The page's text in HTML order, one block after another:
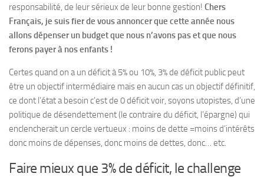
responsabilité, de leur sérieux de leur bonne gestion! Chers
Français, je suis fier de vous annoncer que cette année nous
allons dépenser un budget que nous n’avons pas et que nous
ferons payer à nos enfants !
Certes quand on a un déficit à 5% ou 10%, 3% de déficit public peut
être un objectif intermédiaire mais en aucun cas un objectif définitif,
ce dont l’état a besoin c’est de 0 déficit voir, soyons utopistes, d’une
politique de désendettement (le contraire du déficit, l’épargne) qui
enclencherait un cercle vertueux : moins de dette =moins d’intérêts
donc moins de dépenses, donc moins de dettes, donc… etc.
Faire mieux que 3% de déficit, le challenge